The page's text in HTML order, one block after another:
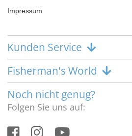
Impressum
Kunden Service
Fisherman's World
Noch nicht genug?
Folgen Sie uns auf: